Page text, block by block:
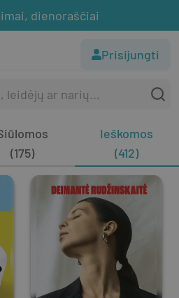
dienoraščiai
Prisijungti
(175)
Ieškomos
(412)